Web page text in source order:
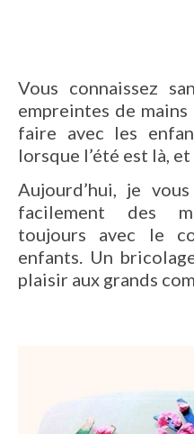
Vous connaissez sans doute les fameuses
empreintes de
faire avec les
lorsque l’été est là,
Aujourd’hui, je
facilement des
toujours avec le
enfants. Un
plaisir aux grands